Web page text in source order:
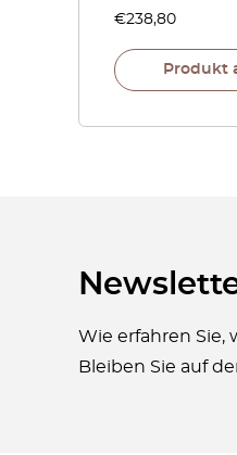
€238,80
Produkt
Wie erfahren Sie,
Bleiben Sie auf